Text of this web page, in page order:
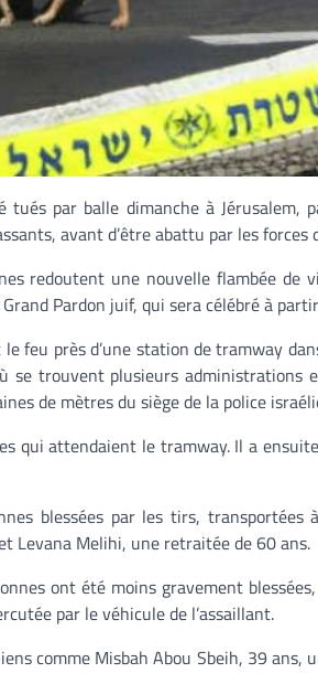
tués par balle dimanche à Jérusalem,
avant d’être abattu par les forces
redoutent une nouvelle flambée de
Pardon juif, qui sera célébré à
feu près d’une station de tramway
se trouvent plusieurs administrations
de mètres du siège de la police
qui attendaient le tramway. Il a
blessées par les tirs, transportées
Levana Melihi, une retraitée de 60 ans.
ont été moins gravement
par le véhicule de l’assaillant.
comme Misbah Abou Sbeih, 39 ans,